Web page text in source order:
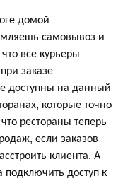
домой
самовывоз и
все курьеры
заказе
доступны на данный
которые точно
рестораны теперь
если заказов
клиента. А
подключить доступ к